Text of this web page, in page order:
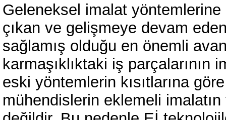
Geleneksel imalat
çıkan ve gelişmeye devam
sağlamış olduğu en önemli
karmaşıklıktaki iş parçalarının
eski yöntemlerin kısıtlarına
mühendislerin eklemeli